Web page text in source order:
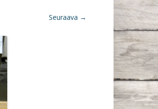
Seuraava →